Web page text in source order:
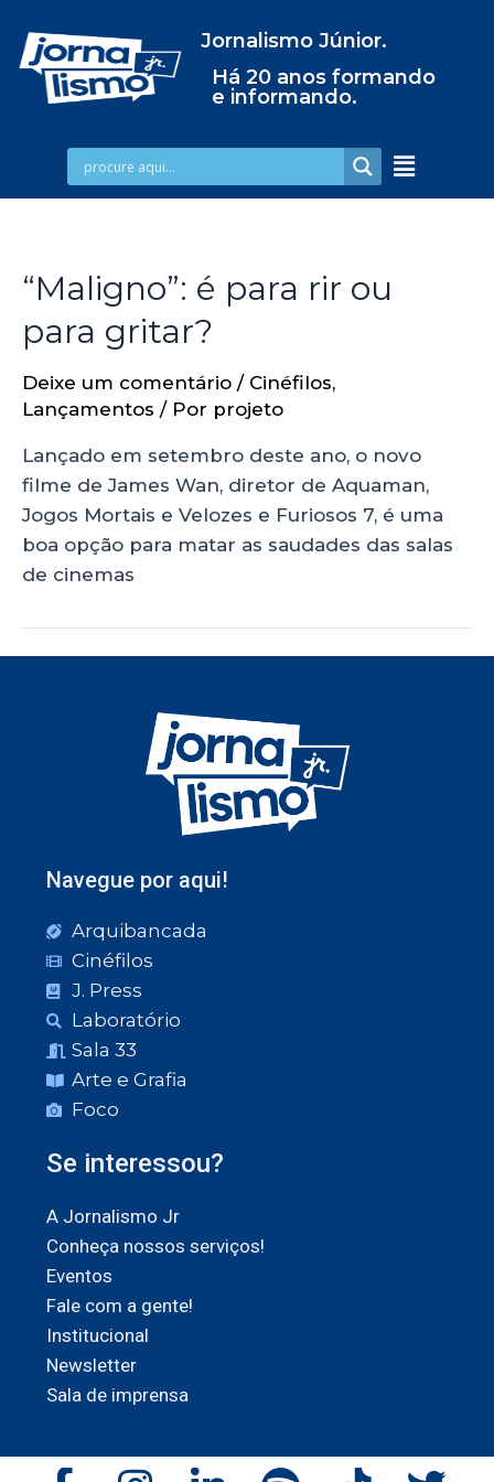
Jornalismo Júnior.
Há 20 anos formando
e informando.
“Maligno”: é para rir ou
para gritar?
Deixe um comentário / Cinéfilos,
Lançamentos / Por projeto
Lançado em setembro deste ano, o novo
filme de James Wan, diretor de Aquaman,
Jogos Mortais e Velozes e Furiosos 7, é uma
boa opção para matar as saudades das salas
de cinemas
Navegue por aqui!
Arquibancada
Cinéfilos
J. Press
Laboratório
Sala 33
Arte e Grafia
Foco
Se interessou?
A Jornalismo Jr
Conheça nossos serviços!
Eventos
Fale com a gente!
Institucional
Newsletter
Sala de imprensa